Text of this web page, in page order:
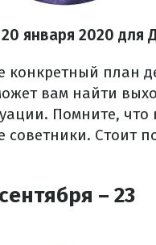
20 января 2020 для
конкретный план
вам найти
Помните, что
советники. Стоит
– 23